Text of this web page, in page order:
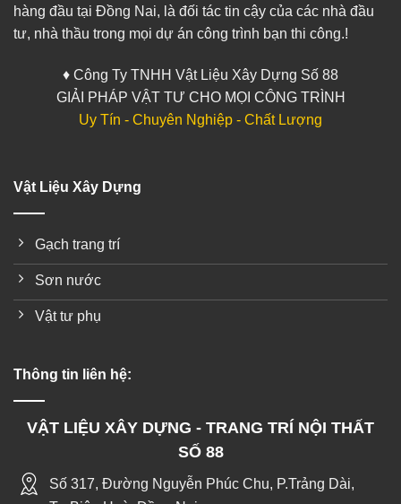
hàng đầu tại Đồng Nai, là đối tác tin cậy của các nhà đầu
tư, nhà thầu trong mọi dự án công trình bạn thi công.!
♦ Công Ty TNHH Vật Liệu Xây Dựng Số 88
GIẢI PHÁP VẬT TƯ CHO MỌI CÔNG TRÌNH
Uy Tín - Chuyên Nghiệp - Chất Lượng
Vật Liệu Xây Dựng
Gạch trang trí
Sơn nước
Vật tư phụ
Thông tin liên hệ:
VẬT LIỆU XÂY DỰNG - TRANG TRÍ NỘI THẤT
SỐ 88
Số 317, Đường Nguyễn Phúc Chu, P.Trảng Dài,